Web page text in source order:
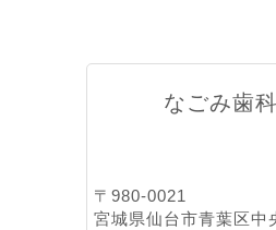
なごみ歯
〒980-0021
宮城県仙台市青葉区